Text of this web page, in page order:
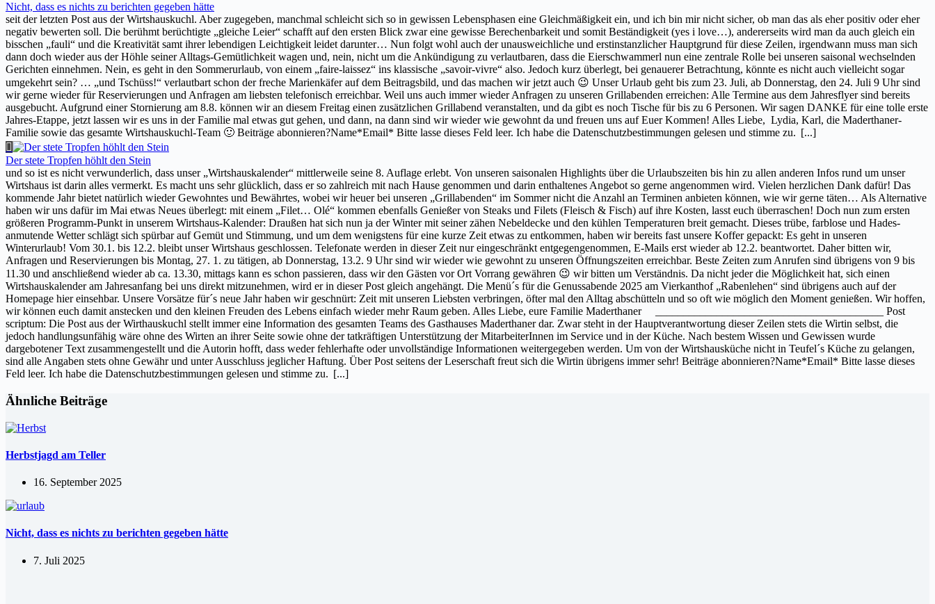
Nicht, dass es nichts zu berichten gegeben hätte
seit der letzten Post aus der Wirtshauskuchl. Aber zugegeben, manchmal schleicht sich so in gewissen Lebensphasen eine Gleichmäßigkeit ein, und ich bin mir nicht sicher, ob man das als eher positiv oder eher
negativ bewerten soll. Die berühmt berüchtigte „gleiche Leier“ schafft auf den ersten Blick zwar eine gewisse Berechenbarkeit und somit Beständigkeit (yes i love…), andererseits wird man da auch gleich ein
bisschen „fauli“ und die Kreativität samt ihrer lebendigen Leichtigkeit leidet darunter… Nun folgt wohl auch der unausweichliche und erstinstanzlicher Hauptgrund für diese Zeilen, irgendwann muss man sich
dann doch wieder aus der Höhle seiner Alltags-Gemütlichkeit wagen und, nein, nicht um die Ankündigung zu verlautbaren, dass die Eierschwammerl nun eine zentrale Rolle bei unseren saisonal wechselnden
Gerichten einnehmen. Nein, es geht in den Sommerurlaub, von einem „faire-laissez“ ins klassische „savoir-vivre“ also. Jedoch kurz überlegt, bei genauerer Betrachtung, könnte es nicht auch vielleicht sogar
umgekehrt sein? … „und Tschüss!“ verlautbart schon der freche Marienkäfer auf dem Beitragsbild, und das machen wir jetzt auch 😉 Unser Urlaub geht bis zum 23. Juli, ab Donnerstag, den 24. Juli 9 Uhr sind
wir gerne wieder für Reservierungen und Anfragen am liebsten telefonisch erreichbar. Weil uns auch immer wieder Anfragen zu unseren Grillabenden erreichen: Alle Termine aus dem Jahresflyer sind bereits
ausgebucht. Aufgrund einer Stornierung am 8.8. können wir an diesem Freitag einen zusätzlichen Grillabend veranstalten, und da gibt es noch Tische für bis zu 6 Personen. Wir sagen DANKE für eine tolle erste
Jahres-Etappe, jetzt lassen wir es uns in der Familie mal etwas gut gehen, und dann, na dann sind wir wieder wie gewohnt da und freuen uns auf Euer Kommen! Alles Liebe, Lydia, Karl, die Maderthaner-
Familie sowie das gesamte Wirtshauskuchl-Team 🙂 Beiträge abonnieren?Name*Email* Bitte lasse dieses Feld leer. Ich habe die Datenschutzbestimmungen gelesen und stimme zu. [...]
Der stete Tropfen höhlt den Stein
und so ist es nicht verwunderlich, dass unser „Wirtshauskalender“ mittlerweile seine 8. Auflage erlebt. Von unseren saisonalen Highlights über die Urlaubszeiten bis hin zu allen anderen Infos rund um unser
Wirtshaus ist darin alles vermerkt. Es macht uns sehr glücklich, dass er so zahlreich mit nach Hause genommen und darin enthaltenes Angebot so gerne angenommen wird. Vielen herzlichen Dank dafür! Das
kommende Jahr bietet natürlich wieder Gewohntes und Bewährtes, wobei wir heuer bei unseren „Grillabenden“ im Sommer nicht die Anzahl an Terminen anbieten können, wie wir gerne täten… Als Alternative
haben wir uns dafür im Mai etwas Neues überlegt: mit einem „Filet… Olé“ kommen ebenfalls Genießer von Steaks und Filets (Fleisch & Fisch) auf ihre Kosten, lasst euch überraschen! Doch nun zum ersten
größeren Programm-Punkt in unserem Wirtshaus-Kalender: Draußen hat sich nun ja der Winter mit seiner zähen Nebeldecke und den kühlen Temperaturen breit gemacht. Dieses trübe, farblose und Hades-
anmutende Wetter schlägt sich spürbar auf Gemüt und Stimmung, und um dem wenigstens für eine kurze Zeit etwas zu entkommen, haben wir bereits fast unsere Koffer gepackt: Es geht in unseren
Winterurlaub! Vom 30.1. bis 12.2. bleibt unser Wirtshaus geschlossen. Telefonate werden in dieser Zeit nur eingeschränkt entgegengenommen, E-Mails erst wieder ab 12.2. beantwortet. Daher bitten wir,
Anfragen und Reservierungen bis Montag, 27. 1. zu tätigen, ab Donnerstag, 13.2. 9 Uhr sind wir wieder wie gewohnt zu unseren Öffnungszeiten erreichbar. Beste Zeiten zum Anrufen sind übrigens von 9 bis
11.30 und anschließend wieder ab ca. 13.30, mittags kann es schon passieren, dass wir den Gästen vor Ort Vorrang gewähren 😉 wir bitten um Verständnis. Da nicht jeder die Möglichkeit hat, sich einen
Wirtshauskalender am Jahresanfang bei uns direkt mitzunehmen, wird er in dieser Post gleich angehängt. Die Menü´s für die Genussabende 2025 am Vierkanthof „Rabenlehen“ sind übrigens auch auf der
Homepage hier einsehbar. Unsere Vorsätze für´s neue Jahr haben wir geschnürt: Zeit mit unseren Liebsten verbringen, öfter mal den Alltag abschütteln und so oft wie möglich den Moment genießen. Wir hoffen,
wir können euch damit anstecken und den kleinen Freuden des Lebens einfach wieder mehr Raum geben. Alles Liebe, eure Familie Maderthaner _________________________________________ Post
scriptum: Die Post aus der Wirthauskuchl stellt immer eine Information des gesamten Teams des Gasthauses Maderthaner dar. Zwar steht in der Hauptverantwortung dieser Zeilen stets die Wirtin selbst, die
jedoch handlungsunfähig wäre ohne des Wirten an ihrer Seite sowie ohne der tatkräftigen Unterstützung der MitarbeiterInnen im Service und in der Küche. Nach bestem Wissen und Gewissen wurde
dargebotener Text zusammengestellt und die Autorin hofft, dass weder fehlerhafte oder unvollständige Informationen weitergegeben werden. Um von der Wirtshausküche nicht in Teufel´s Küche zu gelangen,
sind alle Angaben stets ohne Gewähr und unter Ausschluss jeglicher Haftung. Über Post seitens der Leserschaft freut sich die Wirtin übrigens immer sehr! Beiträge abonnieren?Name*Email* Bitte lasse dieses
Feld leer. Ich habe die Datenschutzbestimmungen gelesen und stimme zu. [...]
Ähnliche Beiträge
Herbstjagd am Teller
16. September 2025
Nicht, dass es nichts zu berichten gegeben hätte
7. Juli 2025